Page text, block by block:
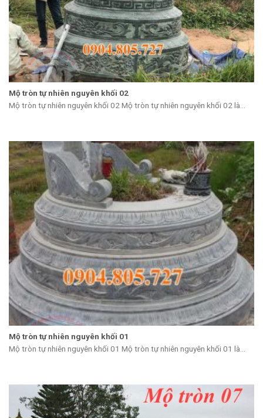
Mộ tròn tự nhiên nguyên khối 02
Mộ tròn tự nhiên nguyên khối 02 Mộ tròn tự nhiên nguyên khối 02 là...
Mộ tròn tự nhiên nguyên khối 01
Mộ tròn tự nhiên nguyên khối 01 Mộ tròn tự nhiên nguyên khối 01 là...